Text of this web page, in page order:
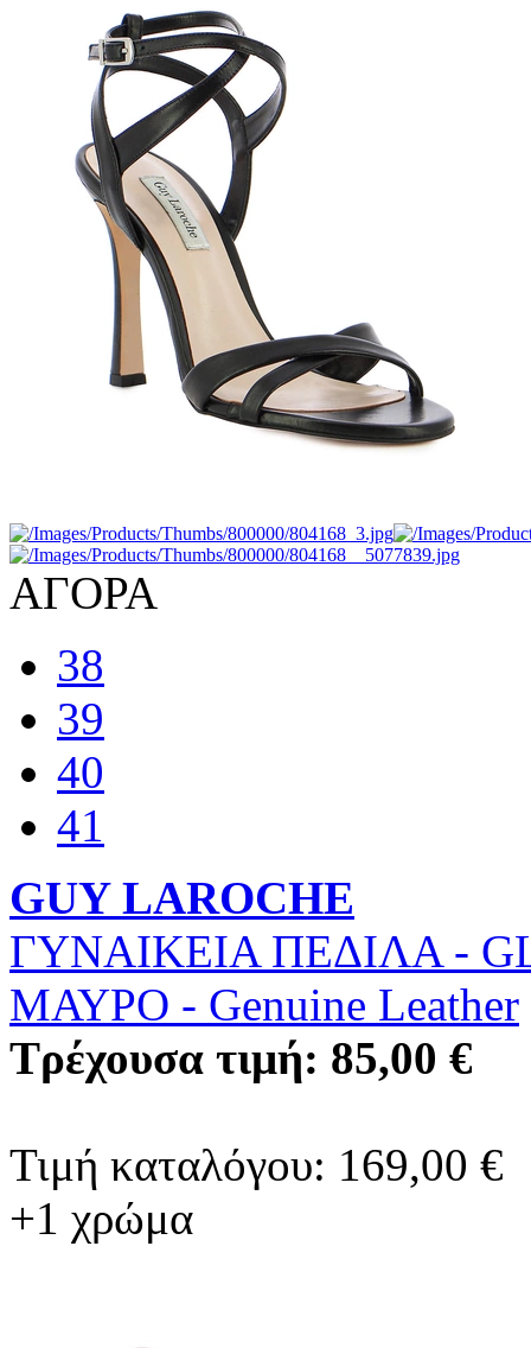
ΑΓΟΡΑ
38
39
40
41
GUY LAROCHE
ΓΥΝΑΙΚΕΙΑ ΠΕΔΙΛΑ -
ΜΑΥΡΟ - Genuine Leather
Τρέχουσα τιμή: 85,00 €
Τιμή καταλόγου: 169,00 €
+1 χρώμα